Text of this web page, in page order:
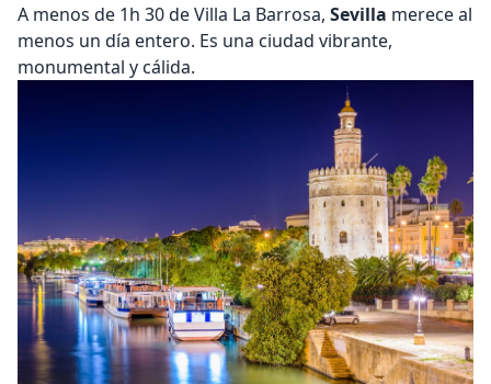
A menos de 1h 30 de Villa La Barrosa, Sevilla merece al
menos un día entero. Es una ciudad vibrante,
monumental y cálida.